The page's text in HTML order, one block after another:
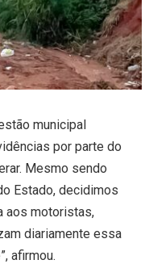
municipal
por parte do
Mesmo sendo
Estado, decidimos
aos motoristas,
diariamente essa
afirmou.